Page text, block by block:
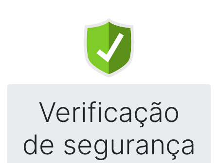
Verificação
de segurança